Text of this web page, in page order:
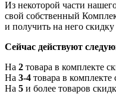
Из некоторой части
свой собственный
и получить на него скидку
Сейчас действуют
На 2 товара в комплекте
На 3-4 товара в комплекте
На 5 и более товаров